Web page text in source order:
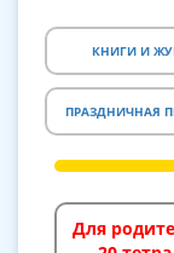
КНИГИ И
ПРАЗДНИЧНАЯ
Для